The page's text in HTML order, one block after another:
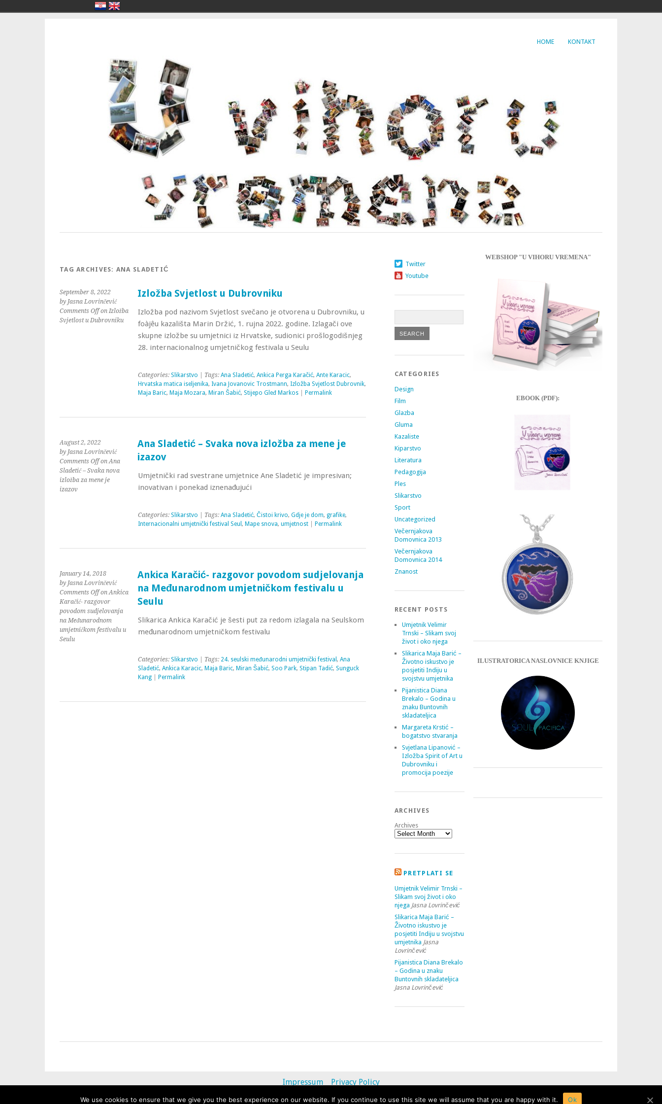
HOME KONTAKT
TAG ARCHIVES: ANA SLADETIĆ
September 8, 2022
by Jasna Lovrinčević
Comments Offon Izložba
Svjetlost u Dubrovniku
Izložba Svjetlost u Dubrovniku
Izložba pod nazivom Svjetlost svečano je otvorena u Dubrovniku, u
foàjêu kazališta Marin Držić, 1. rujna 2022. godine. Izlagači ove
skupne izložbe su umjetnici iz Hrvatske, sudionici prošlogodišnjeg
28. internacionalnog umjetničkog festivala u Seulu
Categories: Slikarstvo | Tags: Ana Sladetić, Ankica Perga Karačić, Ante Karacic,
Hrvatska matica iseljenika, Ivana Jovanovic Trostmann, Izložba Svjetlost Dubrovnik,
Maja Baric, Maja Mozara, Miran Šabić, Stijepo Gleđ Markos| Permalink
August 2, 2022
by Jasna Lovrinčević
Comments Offon Ana
Sladetić – Svaka nova
izložba za mene je
izazov
Ana Sladetić – Svaka nova izložba za mene je
izazov
Umjetnički rad svestrane umjetnice Ane Sladetić je impresivan;
inovativan i ponekad iznenađujući
Categories: Slikarstvo | Tags: Ana Sladetić, Čistoi krivo, Gdje je dom, grafike,
Internacionalni umjetnički festival Seul , Mape snova, umjetnost| Permalink
January 14, 2018
by Jasna Lovrinčević
Comments Offon Ankica
Karačić- razgovor
povodom sudjelovanja
na Međunarodnom
umjetničkom festivalu u
Seulu
Ankica Karačić- razgovor povodom sudjelovanja
na Međunarodnom umjetničkom festivalu u
Seulu
Slikarica Ankica Karačić je šesti put za redom izlagala na Seulskom
međunarodnom umjetničkom festivalu
Categories: Slikarstvo | Tags: 24. seulski međunarodni umjetnički festival , Ana
Sladetić, Ankica Karacic, Maja Baric, Miran Šabić, Soo Park, Stipan Tadić, Sunguck
Kang| Permalink
Twitter
Youtube
CATEGORIES
Design
Film
Glazba
Gluma
Kazaliste
Kiparstvo
Literatura
Pedagogija
Ples
Slikarstvo
Sport
Uncategorized
Večernjakova
Domovnica 2013
Večernjakova
Domovnica 2014
Znanost
RECENT POSTS
Umjetnik Velimir
Trnski – Slikam svoj
život i oko njega
Slikarica Maja Barić –
Životno iskustvo je
posjetiti Indiju u
svojstvu umjetnika
Pijanistica Diana
Brekalo – Godina u
znaku Buntovnih
skladateljica
Margareta Krstić –
bogatstvo stvaranja
Svjetlana Lipanović –
Izložba Spirit of Art u
Dubrovniku i
promocija poezije
ARCHIVES
Archives
PRETPLATI SE
Umjetnik Velimir Trnski –
Slikam svoj život i oko
njega Jasna Lovrinčević
Slikarica Maja Barić –
Životno iskustvo je
posjetiti Indiju u svojstvu
umjetnika Jasna
Lovrinčević
Pijanistica Diana Brekalo
– Godina u znaku
Buntovnih skladateljica
Jasna Lovrinčević
WEBSHOP "U VIHORU VREMENA"
EBOOK (PDF):
ILUSTRATORICA NASLOVNICE KNJIGE
Impressum
Privacy Policy
© 2013 - 2020 uvihoruvremena.com. Alle Rechte vorbehalten.
We use cookies to ensure that we give you the best experience on our website. If you continue to use this site we will assume that you are happy with it. Ok